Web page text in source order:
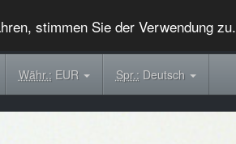
stimmen Sie der Verwendung zu.
Währ.:EUR Spr.:Deutsch